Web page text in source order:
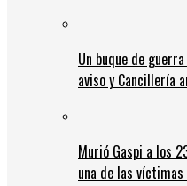
Un buque de
aviso y Cancillería
Murió Gaspi a los
una de las